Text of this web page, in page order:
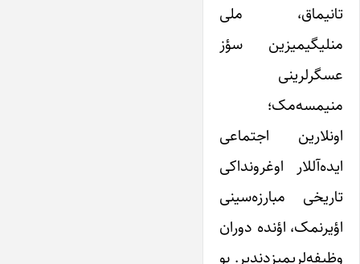
تانیماق، ملی
منلیگیمیزین سؤز
عسگرلرینی
منیمسه‌مک؛
اونلارین اجتماعی
ایده‌آللار اوغرونداکی
تاریخی مبارزه‌سینی
اؤیرنمک، اؤنده دوران
وظیفه‌لریمیزدندیر. بو